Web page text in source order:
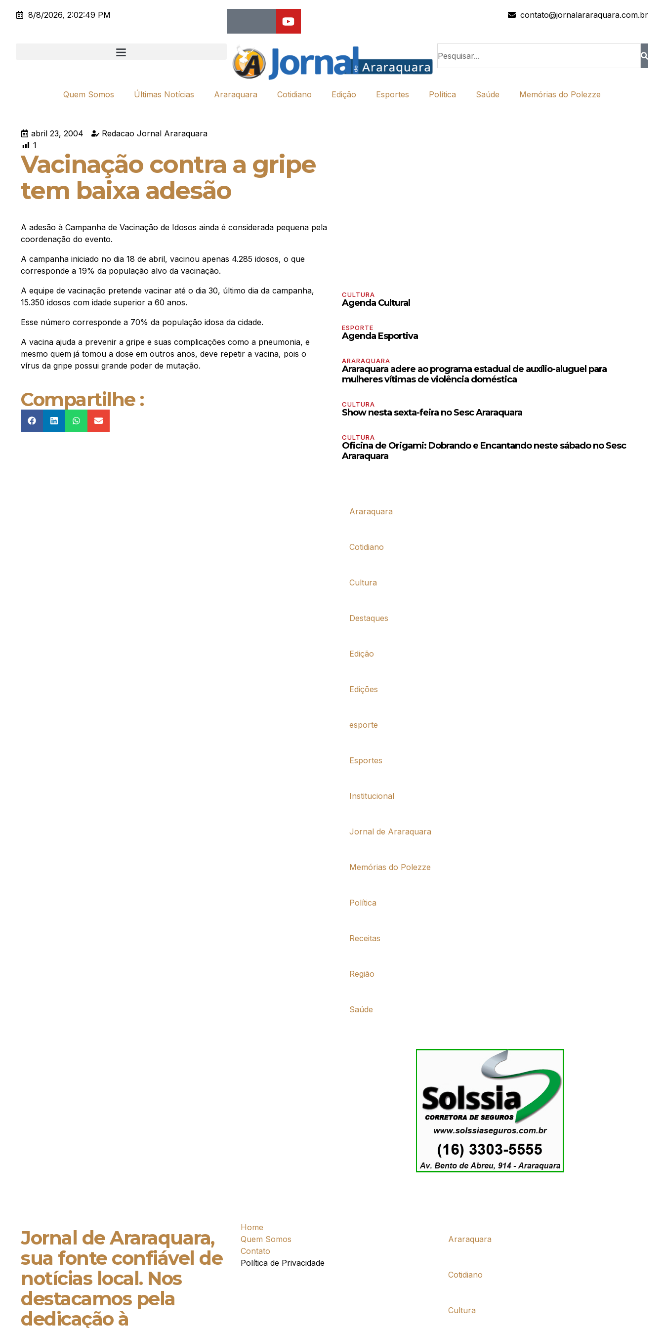
8/8/2026, 2:02:49 PM contato@jornalararaquara.com.br
Quem Somos Últimas Notícias Araraquara Cotidiano Edição Esportes Política Saúde Memórias do Polezze
abril 23, 2004
Redacao Jornal Araraquara
1
Vacinação contra a gripe
tem baixa adesão
A adesão à Campanha de Vacinação de Idosos ainda é considerada pequena pela
coordenação do evento.
A campanha iniciado no dia 18 de abril, vacinou apenas 4.285 idosos, o que
corresponde a 19% da população alvo da vacinação.
A equipe de vacinação pretende vacinar até o dia 30, último dia da campanha,
15.350 idosos com idade superior a 60 anos.
Esse número corresponde a 70% da população idosa da cidade.
A vacina ajuda a prevenir a gripe e suas complicações como a pneumonia, e
mesmo quem já tomou a dose em outros anos, deve repetir a vacina, pois o
vírus da gripe possui grande poder de mutação.
Compartilhe :
CULTURA
Agenda Cultural
ESPORTE
Agenda Esportiva
ARARAQUARA
Araraquara adere ao programa estadual de auxílio-aluguel para
mulheres vítimas de violência doméstica
CULTURA
Show nesta sexta-feira no Sesc Araraquara
CULTURA
Oficina de Origami: Dobrando e Encantando neste sábado no Sesc
Araraquara
Araraquara
Cotidiano
Cultura
Destaques
Edição
Edições
esporte
Esportes
Institucional
Jornal de Araraquara
Memórias do Polezze
Política
Receitas
Região
Saúde
Jornal de Araraquara,
sua fonte confiável de
notícias local. Nos
destacamos pela
dedicação à
Home
Quem Somos
Contato
Política de Privacidade
Araraquara
Cotidiano
Cultura